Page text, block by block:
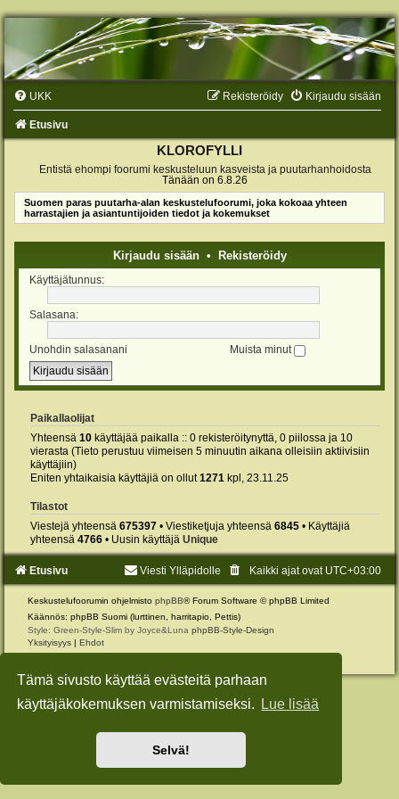
Tämä sivusto käyttää evästeitä parhaan
käyttäjäkokemuksen varmistamiseksi.
Lue lisää
Selvä!
UKK Kirjaudu sisään
Rekisteröidy
Etusivu
KLOROFYLLI
Entistä ehompi foorumi keskusteluun kasveista ja puutarhanhoidosta
Tänään on 6.8.26
Suomen paras puutarha-alan keskustelufoorumi, joka kokoaa yhteen
harrastajien ja asiantuntijoiden tiedot ja kokemukset
Kirjaudu sisään• Rekisteröidy
Käyttäjätunnus:
Salasana:
Unohdin salasanani Muista minut
Paikallaolijat
Yhteensä 10 käyttäjää paikalla :: 0 rekisteröitynyttä, 0 piilossa ja 10
vierasta (Tieto perustuu viimeisen 5 minuutin aikana olleisiin aktiivisiin
käyttäjiin)
Eniten yhtaikaisia käyttäjiä on ollut1271 kpl, 23.11.25
Tilastot
Viestejä yhteensä 675397 • Viestiketjuja yhteensä 6845 • Käyttäjiä
yhteensä 4766 • Uusin käyttäjä Unique
Etusivu Kaikki ajat ovat UTC+03:00
Viesti Ylläpidolle
Keskustelufoorumin ohjelmisto phpBB® Forum Software © phpBB Limited
Käännös: phpBB Suomi (lurttinen, harritapio, Pettis)
Style: Green-Style-Slim by Joyce&Luna phpBB-Style-Design
Yksityisyys | Ehdot